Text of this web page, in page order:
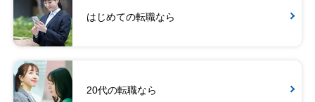
はじめての転職なら
20代の転職なら